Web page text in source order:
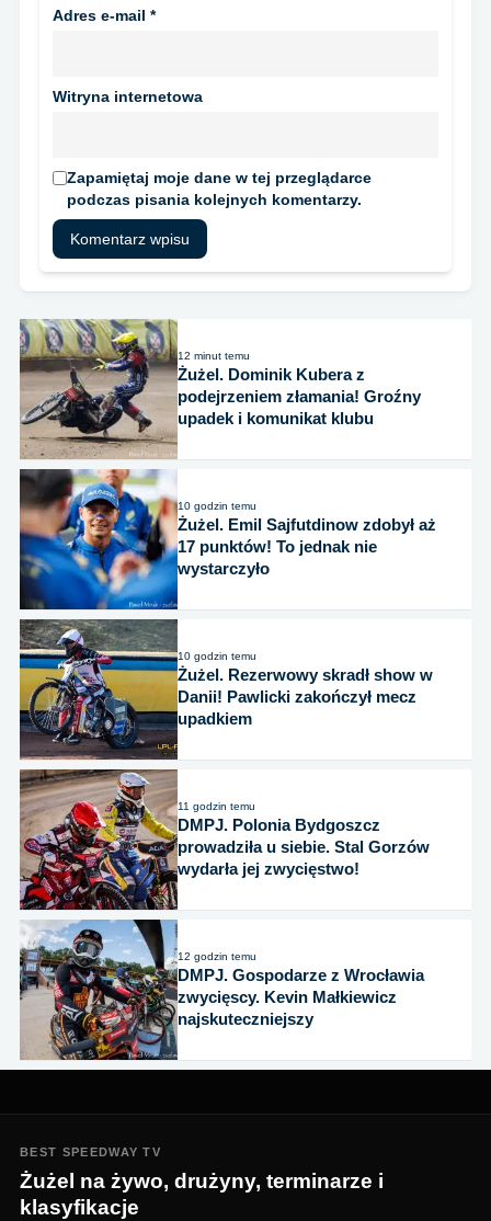
Adres e-mail *
Witryna internetowa
Zapamiętaj moje dane w tej przeglądarce
podczas pisania kolejnych komentarzy.
12 minut temu
Żużel. Dominik Kubera z
podejrzeniem złamania! Groźny
upadek i komunikat klubu
10 godzin temu
Żużel. Emil Sajfutdinow zdobył aż
17 punktów! To jednak nie
wystarczyło
10 godzin temu
Żużel. Rezerwowy skradł show w
Danii! Pawlicki zakończył mecz
upadkiem
11 godzin temu
DMPJ. Polonia Bydgoszcz
prowadziła u siebie. Stal Gorzów
wydarła jej zwycięstwo!
12 godzin temu
DMPJ. Gospodarze z Wrocławia
zwycięscy. Kevin Małkiewicz
najskuteczniejszy
BEST SPEEDWAY TV
Żużel na żywo, drużyny, terminarze i
klasyfikacje